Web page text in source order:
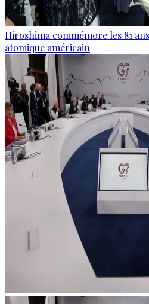
Hiroshima commémore les 81
atomique américain